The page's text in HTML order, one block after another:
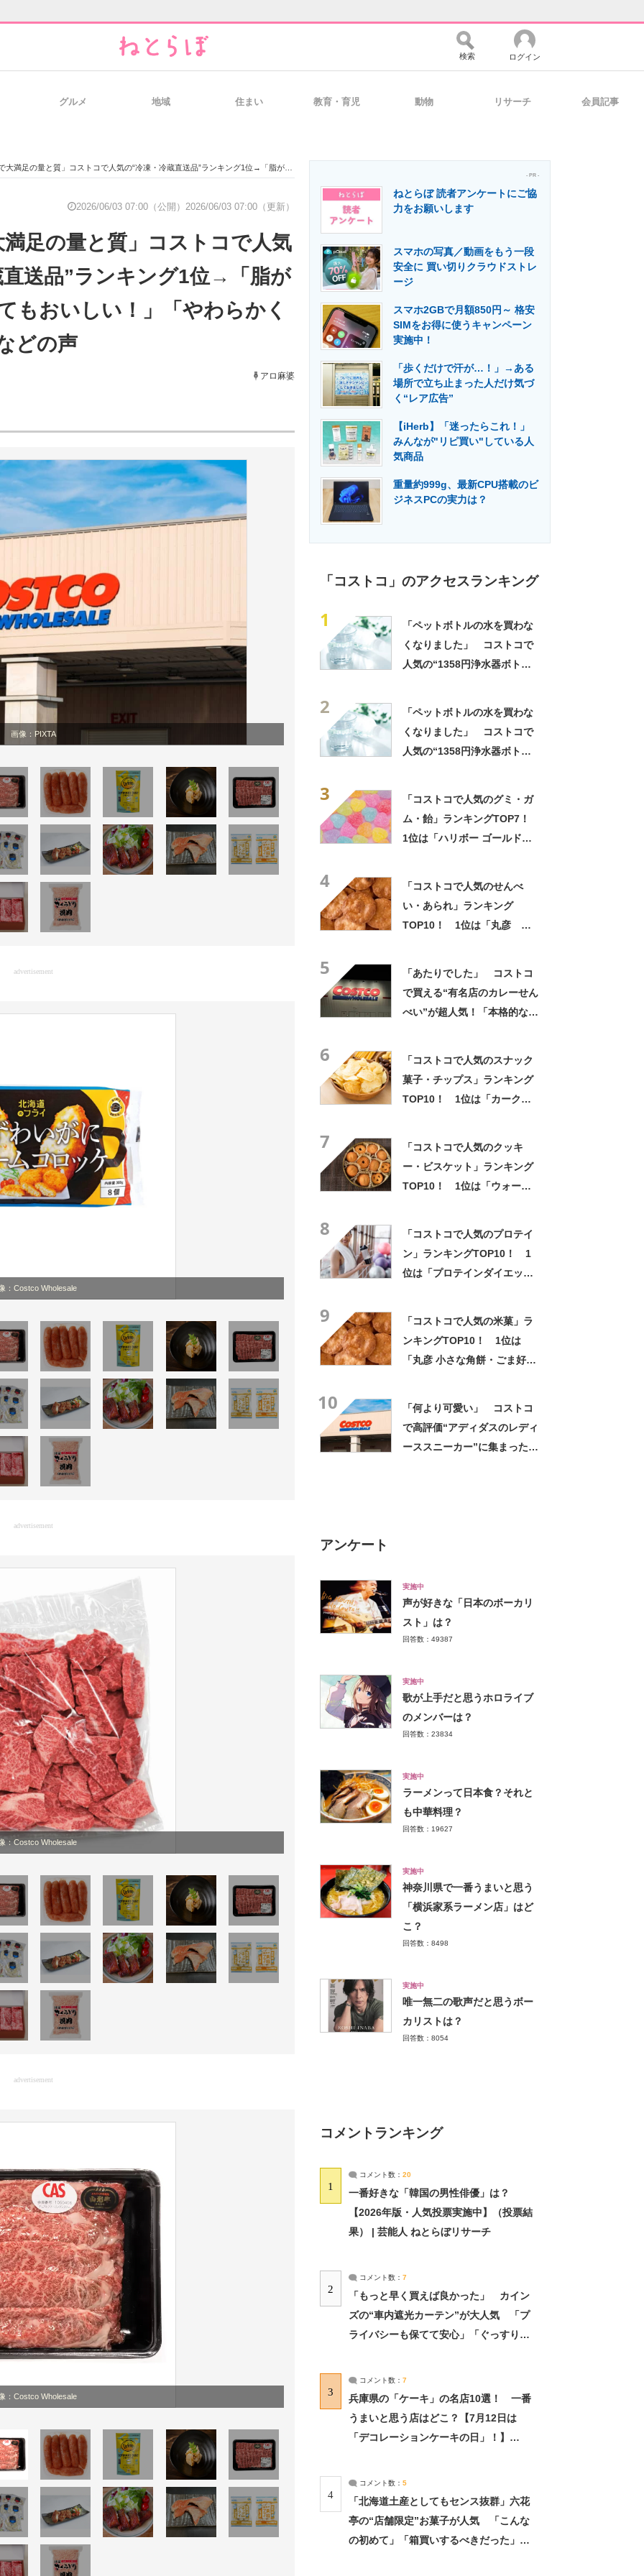
経営リーダーのコミュニティ マーケ×ITの今がよく分かる
の総合サイト 製造業のIT導入・活用を支援
エネルギーの専門メディア 建設×テクノロジーの最前線
検索 ログイン
グルメ 地域 住まい 教育・育児 動物 リサーチ 会員記事
量と質」コストコで人気の“冷凍・冷蔵直送品”ランキング1位→「脂がのっていてとてもおいしい！」「やわらかくて美味しい」などの声
2026/06/03 07:00（公開） 2026/06/03 07:00（更新）
足の量と質」コストコで人気
直送品”ランキング1位→「脂が
もおいしい！」「やわらかく
どの声
アロ麻婆
画像：PIXTA
advertisement
：Costco Wholesale
advertisement
：Costco Wholesale
advertisement
：Costco Wholesale
- PR -
ねとらぼ 読者アンケートにご協
力をお願いします
スマホの写真／動画をもう一段
安全に 買い切りクラウドストレ
ージ
スマホ2GBで月額850円～ 格安
SIMをお得に使うキャンペーン
実施中！
「歩くだけで汗が…！」→ある
場所で立ち止まった人だけ気づ
く“レア広告”
【iHerb】「迷ったらこれ！」
みんなが"リピ買い"している人
気商品
重量約999g、最新CPU搭載のビ
ジネスPCの実力は？
「コストコ」のアクセスランキング
1
「ペットボトルの水を買わな
くなりました」 コストコで
人気の“1358円浄水器ボト
2
「ペットボトルの水を買わな
くなりました」 コストコで
人気の“1358円浄水器ボト
3
「コストコで人気のグミ・ガ
ム・飴」ランキングTOP7！
1位は「ハリボー ゴールドベ
4
「コストコで人気のせんべ
い・あられ」ランキング
TOP10！ 1位は「丸彦 小
5
「あたりでした」 コストコ
で買える“有名店のカレーせん
べい”が超人気！「本格的なス
6
「コストコで人気のスナック
菓子・チップス」ランキング
TOP10！ 1位は「カークラ
7
「コストコで人気のクッキ
ー・ビスケット」ランキング
TOP10！ 1位は「ウォーカ
8
「コストコで人気のプロテイ
ン」ランキングTOP10！ 1
位は「プロテインダイエット
9
「コストコで人気の米菓」ラ
ンキングTOP10！ 1位は
「丸彦 小さな角餅・ごま好き
10
「何より可愛い」 コストコ
で高評価“アディダスのレディ
ーススニーカー”に集まった
アンケート
実施中
声が好きな「日本のボーカリ
スト」は？
回答数：49387
実施中
歌が上手だと思うホロライブ
のメンバーは？
回答数：23834
実施中
ラーメンって日本食？それと
も中華料理？
回答数：19627
実施中
神奈川県で一番うまいと思う
「横浜家系ラーメン店」はど
こ？
回答数：8498
実施中
唯一無二の歌声だと思うボー
カリストは？
回答数：8054
コメントランキング
1
コメント数： 20
一番好きな「韓国の男性俳優」は？
【2026年版・人気投票実施中】（投票結
果） | 芸能人 ねとらぼリサーチ
2
コメント数： 7
「もっと早く買えば良かった」 カイン
ズの“車内遮光カーテン”が大人気 「プ
ライバシーも保てて安心」「ぐっすり眠
3
コメント数： 7
兵庫県の「ケーキ」の名店10選！ 一番
うまいと思う店はどこ？【7月12日は
「デコレーションケーキの日」！】
4
コメント数： 5
「北海道土産としてもセンス抜群」六花
亭の“店舗限定”お菓子が人気 「こんな
の初めて」「箱買いするべきだった」